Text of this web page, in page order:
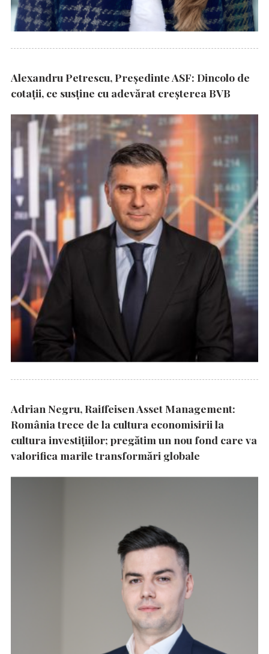
Alexandru Petrescu, Președinte ASF: Dincolo de
cotații, ce susține cu adevărat creșterea BVB
Adrian Negru, Raiffeisen Asset Management:
România trece de la cultura economisirii la
cultura investițiilor; pregătim un nou fond care va
valorifica marile transformări globale